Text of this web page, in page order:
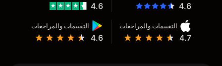
4.6
التقييمات والمراجعات
4.7
التقييمات والمراجعات
4.6
4.6